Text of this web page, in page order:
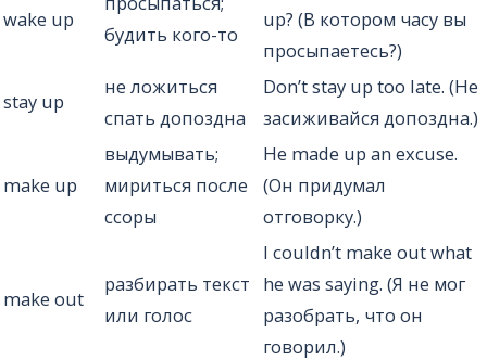
wake up
будить кого-то
up? (В котором часу вы
просыпаетесь?)
stay up
не ложиться
спать допоздна
Don’t stay up too late. (Не
засиживайся допоздна.)
make up
выдумывать;
мириться после
ссоры
He made up an excuse.
(Он придумал
отговорку.)
make out
разбирать текст
или голос
I couldn’t make out what
he was saying. (Я не мог
разобрать, что он
говорил.)